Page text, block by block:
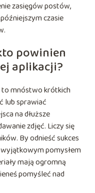
zasięgów postów,
czasie
powinien
aplikacji?
to mnóstwo krótkich
lub sprawiać
na dłuższe
zdjęć. Liczy się
By odnieść sukces
pomysłem
mają ogromną
pomyśleć nad